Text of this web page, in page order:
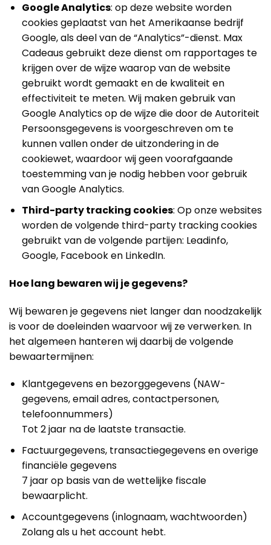
Google Analytics: op deze website worden
cookies geplaatst van het Amerikaanse bedrijf
Google, als deel van de “Analytics”-dienst. Max
Cadeaus gebruikt deze dienst om rapportages te
krijgen over de wijze waarop van de website
gebruikt wordt gemaakt en de kwaliteit en
effectiviteit te meten. Wij maken gebruik van
Google Analytics op de wijze die door de Autoriteit
Persoonsgegevens is voorgeschreven om te
kunnen vallen onder de uitzondering in de
cookiewet, waardoor wij geen voorafgaande
toestemming van je nodig hebben voor gebruik
van Google Analytics.
Third-party tracking cookies: Op onze websites
worden de volgende third-party tracking cookies
gebruikt van de volgende partijen: Leadinfo,
Google, Facebook en LinkedIn.
Hoe lang bewaren wij je gegevens?
Wij bewaren je gegevens niet langer dan noodzakelijk
is voor de doeleinden waarvoor wij ze verwerken. In
het algemeen hanteren wij daarbij de volgende
bewaartermijnen:
Klantgegevens en bezorggegevens (NAW-
gegevens, email adres, contactpersonen,
telefoonnummers)
Tot 2 jaar na de laatste transactie.
Factuurgegevens, transactiegegevens en overige
financiële gegevens
7 jaar op basis van de wettelijke fiscale
bewaarplicht.
Accountgegevens (inlognaam, wachtwoorden)
Zolang als u het account hebt.